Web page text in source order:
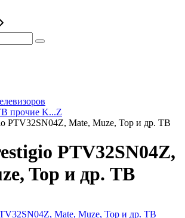
прочие K...Z
PTV32SN04Z, Mate, Muze, Top и др. ТВ
PTV32SN04Z,
Top и др. ТВ